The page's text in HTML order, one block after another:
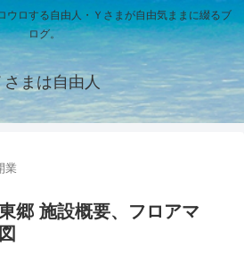
ウロする自由人・Ｙさまが自由気ままに綴るブ
ログ。
さまは自由人
業
郷 施設概要、フロアマ